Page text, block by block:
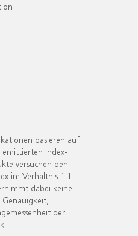
basieren auf
emittierten Index-
versuchen den
im Verhältnis 1:1
dabei keine
der